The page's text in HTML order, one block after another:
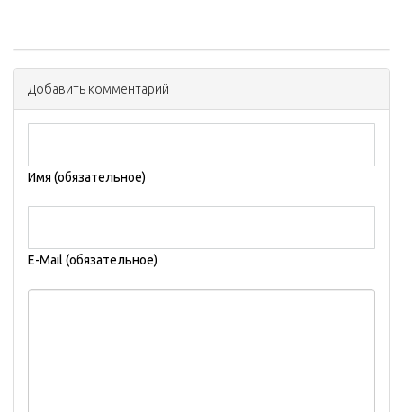
Добавить комментарий
Имя (обязательное)
E-Mail (обязательное)